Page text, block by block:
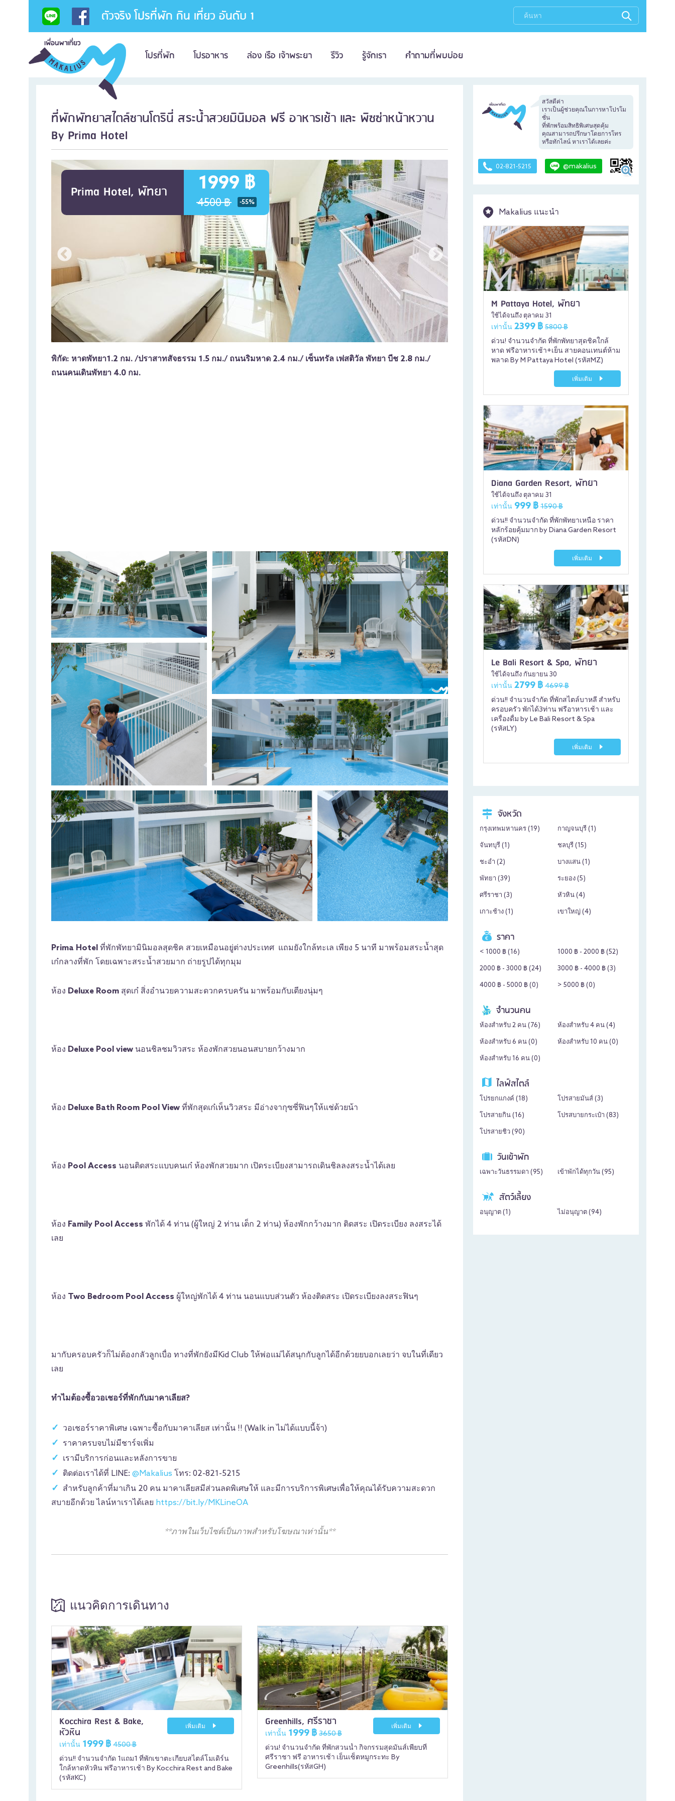
ตัวจริง โปรที่พัก กิน เที่ยว อันดับ 1
โปรที่พัก โปรอาหาร ล่อง เรือ เจ้าพระยา รีวิว รู้จักเรา คำถามที่พบบ่อย
ที่พักพัทยาสไตล์ซานโตรินี่ สระน้ำสวยมินิมอล ฟรี อาหารเช้า และ พิซซ่าหน้าหวาน
By Prima Hotel
Prima Hotel, พัทยา 1999 ฿
4500 ฿ -55%
พิกัด: หาดพัทยา1.2 กม. /ปราสาทสัจธรรม 1.5 กม./ ถนนริมหาด 2.4 กม./ เซ็นทรัล เฟสติวัล พัทยา บีช 2.8 กม./
ถนนคนเดินพัทยา 4.0 กม.
Prima Hotel ที่พักพัทยามินิมอลสุดชิค สวยเหมือนอยู่ต่างประเทศ แถมยังใกล้ทะเล เพียง 5 นาที มาพร้อมสระน้ำสุด
เก๋กลางที่พัก โดยเฉพาะสระน้ำสวยมาก ถ่ายรูปได้ทุกมุม
ห้อง Deluxe Room สุดเก๋ สิ่งอำนวยความสะดวกครบครัน มาพร้อมกับเตียงนุ่มๆ
ห้อง Deluxe Pool view นอนชิลชมวิวสระ ห้องพักสวยนอนสบายกว้างมาก
ห้อง Deluxe Bath Room Pool View ที่พักสุดเก๋เห็นวิวสระ มีอ่างจากุซซี่ฟินๆให้แช่ด้วยน้า
ห้อง Pool Access นอนติดสระแบบคนเก๋ ห้องพักสวยมาก เปิดระเบียงสามารถเดินชิลลงสระน้ำได้เลย
ห้อง Family Pool Access พักได้ 4 ท่าน (ผู้ใหญ่ 2 ท่าน เด็ก 2 ท่าน) ห้องพักกว้างมาก ติดสระ เปิดระเบียง ลงสระได้
เลย
ห้อง Two Bedroom Pool Access ผู้ใหญ่พักได้ 4 ท่าน นอนแบบส่วนตัว ห้องติดสระ เปิดระเบียงลงสระฟินๆ
มากับครอบครัวก็ไม่ต้องกลัวลูกเบื่อ ทางที่พักยังมีKid Club ให้พ่อแม่ได้สนุกกับลูกได้อีกด้วยยบอกเลยว่า จบในที่เดียว
เลย
ทำไมต้องซื้อวอเชอร์ที่พักกับมาคาเลียส?
วอเชอร์ราคาพิเศษ เฉพาะซื้อกับมาคาเลียส เท่านั้น !! (Walk in ไม่ได้แบบนี้จ้า)
ราคาครบจบไม่มีชาร์จเพิ่ม
เรามีบริการก่อนและหลังการขาย
ติดต่อเราได้ที่ LINE: @Makalius โทร: 02-821-5215
สำหรับลูกค้าที่มาเกิน 20 คน มาคาเลียสมีส่วนลดพิเศษให้ และมีการบริการพิเศษเพื่อให้คุณได้รับความสะดวก
สบายอีกด้วย ไลน์หาเราได้เลย https://bit.ly/MKLineOA
**ภาพในเว็บไซต์เป็นภาพสำหรับโฆษณาเท่านั้น**
แนวคิดการเดินทาง
Kocchira Rest & Bake,
หัวหิน
เท่านั้น 1999 ฿ 4500 ฿
เพิ่มเติม
ด่วน!! จำนวนจำกัด 1แถม1 ที่พักเขาตะเกียบสไตล์โมเดิร์น
ใกล้หาดหัวหิน ฟรีอาหารเช้า By Kocchira Rest and Bake
(รหัสKC)
Greenhills, ศรีราชา
เท่านั้น 1999 ฿ 3650 ฿
เพิ่มเติม
ด่วน! จำนวนจำกัด ที่พักสวนน้ำ กิจกรรมสุดมันส์เพียบที่
ศรีราชา ฟรี อาหารเช้า เย็นเซ็ตหมูกระทะ By
Greenhills(รหัสGH)
สวัสดีค่า
เราเป็นผู้ช่วยคุณในการหาโปรโม
ชั่น
ที่พักพร้อมสิทธิพิเศษสุดคุ้ม
คุณสามารถปรึกษาโดยการโทร
หรือทักไลน์ หาเราได้เลยค่ะ
02-821-5215 @makalius
Makalius แนะนำ
M Pattaya Hotel, พัทยา
ใช้ได้จนถึง ตุลาคม 31
เท่านั้น 2399 ฿ 5800 ฿
ด่วน! จำนวนจำกัด ที่พักพัทยาสุดชิคใกล้
หาด ฟรีอาหารเช้า+เย็น สายคอนเทนต์ห้าม
พลาด By M Pattaya Hotel (รหัสMZ)
เพิ่มเติม
Diana Garden Resort, พัทยา
ใช้ได้จนถึง ตุลาคม 31
เท่านั้น 999 ฿ 1590 ฿
ด่วน!! จำนวนจำกัด ที่พักพัทยาเหนือ ราคา
หลักร้อยคุ้มมาก by Diana Garden Resort
(รหัสDN)
เพิ่มเติม
Le Bali Resort & Spa, พัทยา
ใช้ได้จนถึง กันยายน 30
เท่านั้น 2799 ฿ 4699 ฿
ด่วน!! จำนวนจำกัด ที่พักสไตล์บาหลี สำหรับ
ครอบครัว พักได้3ท่าน ฟรีอาหารเช้า และ
เครื่องดื่ม by Le Bali Resort & Spa
(รหัสLY)
เพิ่มเติม
จังหวัด
กรุงเทพมหานคร (19) กาญจนบุรี (1 )
จันทบุรี (1 ) ชลบุรี (15)
ชะอำ (2) บางแสน (1 )
พัทยา (39) ระยอง (5)
ศรีราชา (3) หัวหิน (4)
เกาะช้าง (1 ) เขาใหญ่ (4)
ราคา
< 1000 ฿ (16) 1000 ฿ - 2000 ฿ (52)
2000 ฿ - 3000 ฿ (24) 3000 ฿ - 4000 ฿ (3)
4000 ฿ - 5000 ฿ (0) > 5000 ฿ (0)
จำนวนคน
ห้องสำหรับ 2 คน ( 76) ห้องสำหรับ 4 คน (4)
ห้องสำหรับ 6 คน (0) ห้องสำหรับ 10 คน (0)
ห้องสำหรับ 16 คน (0)
ไลฟ์สไตล์
โปรยกแกงค์ (18) โปรสายมันส์ (3)
โปรสายกิน (16) โปรสบายกระเป๋า (83)
โปรสายชิว ( 90)
วันเข้าพัก
เฉพาะวันธรรมดา ( 95) เข้าพักได้ทุกวัน ( 95)
สัตว์เลี้ยง
อนุญาต (1 ) ไม่อนุญาต ( 94)